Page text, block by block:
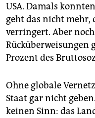
USA. Damals
geht das nicht
verringert. Aber
Rücküberweisungen
Prozent des
Ohne globale
Staat gar nicht
keinen Sinn: das